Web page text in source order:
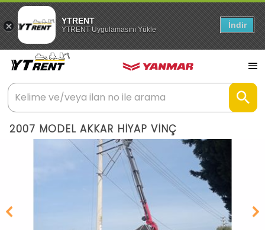
YTRENT
YTRENT Uygulamasını Yükle İndir
2007 MODEL AKKAR HİYAP VİNÇ